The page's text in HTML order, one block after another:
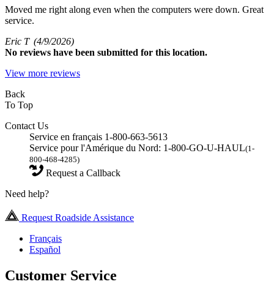
Moved me right along even when the computers were down. Great
service.
Eric T (4/9/2026)
No reviews have been submitted for this location.
View more reviews
Back
To Top
Contact Us
Service en français 1-800-663-5613
Service pour l'Amérique du Nord: 1-800-GO-U-HAUL(1-
800-468-4285)
Request a Callback
Need help?
Request Roadside Assistance
Français
Español
Customer Service